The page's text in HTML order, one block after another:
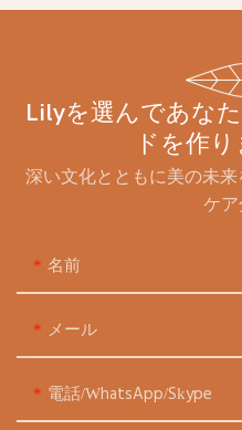
Lilyを選んであな
ドを作
深い文化とともに美の未
ケア
名前
メール
電話/WhatsApp/Skype